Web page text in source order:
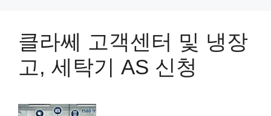
클라쎄 고객센터 및 냉장
고, 세탁기 AS 신청